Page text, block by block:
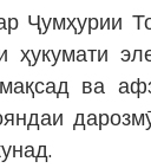
Ҷумҳурии
ҳукумати
ва